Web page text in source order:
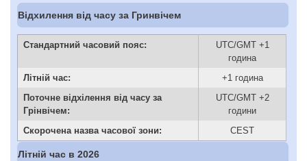
Відхилення від часу за Гринвічем
Стандартний часовий пояс:
UTC/GMT +1
година
Літній час:
+1 година
Поточне відхілення від часу за
Грінвічем:
UTC/GMT +2
години
Скорочена назва часової зони:
CEST
Літній час в 2026